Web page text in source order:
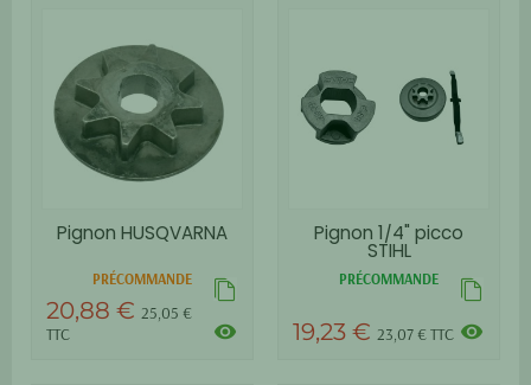
Pignon HUSQVARNA
PRÉCOMMANDE
20,88 € 25,05 €
TTC
visibility
Pignon 1/4" picco
STIHL
PRÉCOMMANDE
19,23 € 23,07 € TTC visibility